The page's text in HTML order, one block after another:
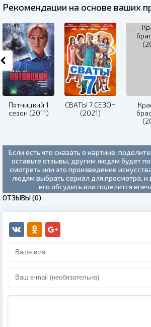
Рекомендации на основе ваших
Пятницкий 1
сезон (2011)
СВАТЫ 7 СЕЗОН
(2021)
Если есть что сказать о картине,
оставьте отзывы, другим людям будет
смотреть или это произведение
людям выбрать сериал для просмотра,
его обсудить или поделится
ОТЗЫВЫ (0)